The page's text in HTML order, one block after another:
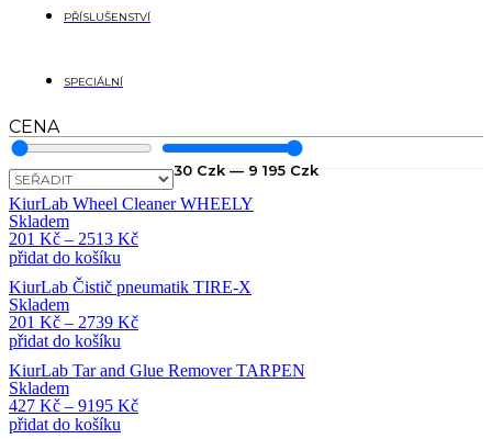
PŘÍSLUŠENSTVÍ
SPECIÁLNÍ
CENA
30 Czk — 9 195 Czk
KiurLab Wheel Cleaner WHEELY
Skladem
201 Kč – 2513 Kč
přidat do košíku
KiurLab Čistič pneumatik TIRE-X
Skladem
201 Kč – 2739 Kč
přidat do košíku
KiurLab Tar and Glue Remover TARPEN
Skladem
427 Kč – 9195 Kč
přidat do košíku